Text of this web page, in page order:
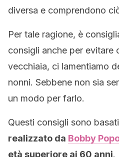
diversa e comprendono
Per tale ragione, è
consigli anche per evitare
vecchiaia, ci lamentiamo
nonni. Sebbene non sia
un modo per farlo.
Questi consigli sono
realizzato da Bobby
età superiore ai 60 anni.